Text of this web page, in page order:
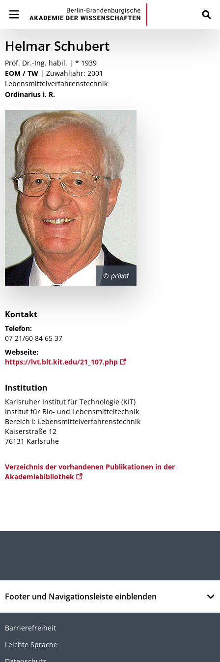
Helmar Schubert
Prof. Dr.-Ing. habil. | * 1939
EOM / TW | Zuwahljahr: 2001
Lebensmittelverfahrenstechnik
Ordinarius i. R.
© privat
Kontakt
Telefon:
07 21/60 84 65 37
Webseite:
https://lvt.blt.kit.edu/21_107.php
Institution
Karlsruher Institut für Technologie (KIT)
Institut für Bio- und Lebensmitteltechnik
Bereich I: Lebensmittelverfahrenstechnik
Kaiserstraße 12
76131 Karlsruhe
Verzeichnis der vorhandenen Publikationen in der
Akademiebibliothek
Footer und Navigationsleiste einblenden
Barrierefreiheit
Leichte Sprache